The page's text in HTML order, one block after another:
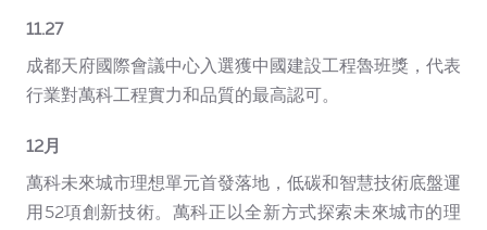
11.27
成都天府國際會議中心入選獲中國建設工程魯班獎，代表
行業對萬科工程實力和品質的最高認可。
12月
萬科未來城市理想單元首發落地，低碳和智慧技術底盤運
用52項創新技術。萬科正以全新方式探索未來城市的理